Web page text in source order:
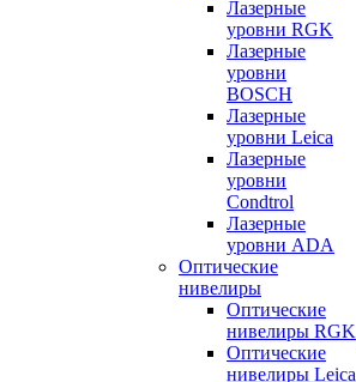
Лазерные
уровни RGK
Лазерные
уровни
BOSCH
Лазерные
уровни Leica
Лазерные
уровни
Condtrol
Лазерные
уровни ADA
Оптические
нивелиры
Оптические
нивелиры RGK
Оптические
нивелиры Leica